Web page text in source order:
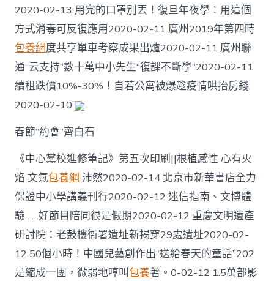
2020-02-13 用完的口罩別丟！復旦年夜學：用這個
方式消毒可反復應用2020-02-11 廣州2019年第四時
包養網度共享單車考察成果出爐2020-02-11 廣州聯
通“云支持”數十萬中小先生“復課不斷學”2020-02-11
續租跌價10%-30%！自若公寓被爆趁疫情哄抬房錢
2020-02-10
春節“約會”齊白石
​《中心黨校進修筆記》第五次印刷||根植感性 心有火
焰 文氣包養網 沛然2020-02-14 北京市新華書店全力
保證中小學講義刊行2020-02-12 迷信指南、文博體
驗……好節目陪同很是假期2020-02-12 重慶文明遺產
研討院：老鼓樓衙署遺址新揭穿29處遺址2020-02-
12 50個小時！中國兒藝創作出“送給春天的童話”202
是縮成一團，微弱地哼叫包養著。0-02-12 1.5萬部影